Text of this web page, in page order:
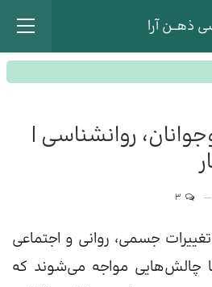
ذهــن آرا
روانشناسی |
جسمی، روانی و اجتماعی
چالش‌هایی مواجه می‌شوند که